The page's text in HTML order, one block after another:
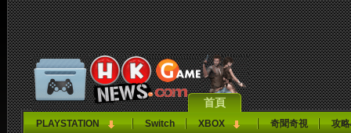
首頁
PLAYSTATION Switch XBOX 奇聞奇視 攻